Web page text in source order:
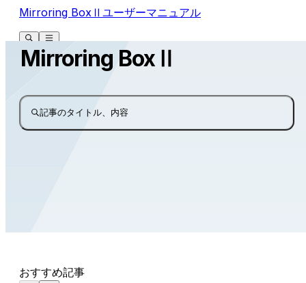
Mirroring BoxⅡユーザーマニュアル
Mirroring BoxⅡ
記事のタイトル、内容
おすすめ記事